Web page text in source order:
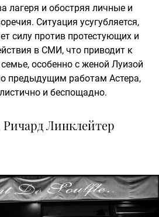
лагеря и обостряя личные и
Ситуация усугубляется,
силу против протестующих и
в СМИ, что приводит к
особенно с женой Луизой
предыдущим работам Астера,
и беспощадно.
Ричард Линклейтер